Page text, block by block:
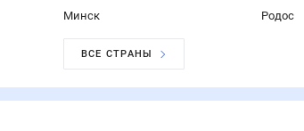
Минск
Родос
ВСЕ СТРАНЫ